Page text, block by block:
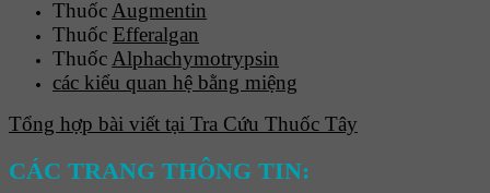
Thuốc Augmentin
Thuốc Efferalgan
Thuốc Alphachymotrypsin
các kiểu quan hệ bằng miệng
Tổng hợp bài viết tại Tra Cứu Thuốc Tây
CÁC TRANG THÔNG TIN: